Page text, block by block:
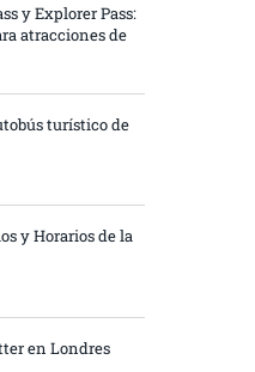
y Explorer Pass:
atracciones de
turístico de
y Horarios de la
en Londres